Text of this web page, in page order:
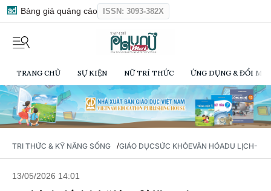
Bảng giá quảng cáo ISSN: 3093-382X
TRANG CHỦ SỰ KIỆN NỮ TRÍ THỨC ỨNG DỤNG & ĐỔI
TRI THỨC & KỸ NĂNG SỐNG /GIÁO DỤCSỨC KHỎEVĂN HÓADU LỊCH-
13/05/2026 14:01